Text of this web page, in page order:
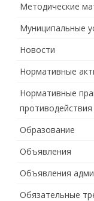
Методические
Муниципальные
Новости
Нормативные
Нормативные
Образование
Объявления
Объявления
Обязательные